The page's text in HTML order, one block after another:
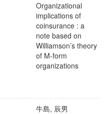
Organizational
implications of
coinsurance : a
note based on
Williamson’s theory
of M-form
organizations
牛島, 辰男